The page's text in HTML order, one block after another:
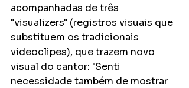
acompanhadas de três
"visualizers" (registros visuais que
substituem os tradicionais
videoclipes), que trazem novo
visual do cantor: "Senti
necessidade também de mostrar